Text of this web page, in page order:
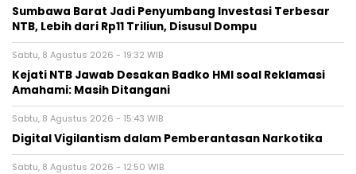
Sumbawa Barat Jadi Penyumbang Investasi Terbesar
NTB, Lebih dari Rp11 Triliun, Disusul Dompu
Sabtu, 8 Agustus 2026 - 19:32 WIB
Kejati NTB Jawab Desakan Badko HMI soal Reklamasi
Amahami: Masih Ditangani
Sabtu, 8 Agustus 2026 - 15:43 WIB
Digital Vigilantism dalam Pemberantasan Narkotika
Sabtu, 8 Agustus 2026 - 12:50 WIB